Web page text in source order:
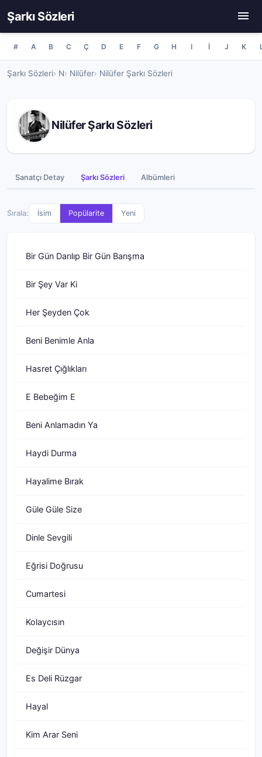
Şarkı Sözleri
# A B C Ç D E F G H I İ J K
Şarkı Sözleri N Nilüfer Nilüfer Şarkı Sözleri
Nilüfer Şarkı Sözleri
Sanatçı Detay Şarkı Sözleri Albümleri
Sırala: İsim Popülarite Yeni
Bir Gün Darılıp Bir Gün Barışma
Bir Şey Var Ki
Her Şeyden Çok
Beni Benimle Anla
Hasret Çığlıkları
E Bebeğim E
Beni Anlamadın Ya
Haydi Durma
Hayalime Bırak
Güle Güle Size
Dinle Sevgili
Eğrisi Doğrusu
Cumartesi
Kolaycısın
Değişir Dünya
Es Deli Rüzgar
Hayal
Kim Arar Seni